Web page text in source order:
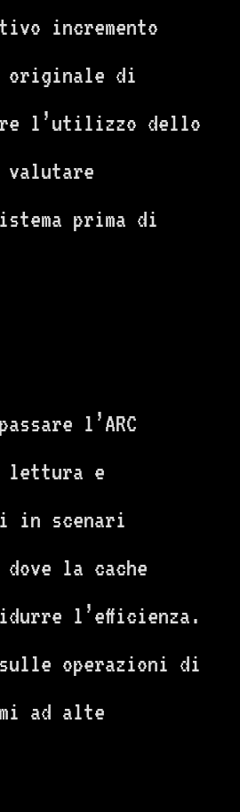
incremento
originale di
l’utilizzo dello
prima di
l’ARC
lettura e
in scenari
la cache
l’efficienza.
operazioni di
ad alte